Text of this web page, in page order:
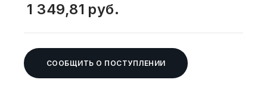
МЕБЕЛЬ
СРЕДСТВА ИНДИВИД. ЗАЩИТЫ
(СИЗ)
1 349,81 руб.
СООБЩИТЬ О ПОСТУПЛЕНИИ